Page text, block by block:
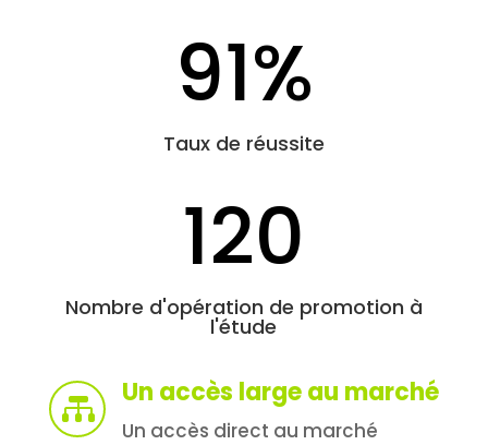
91%
Taux de réussite
120
Nombre d'opération de promotion à
l'étude
 Un accès large au marché
Un accès direct au marché